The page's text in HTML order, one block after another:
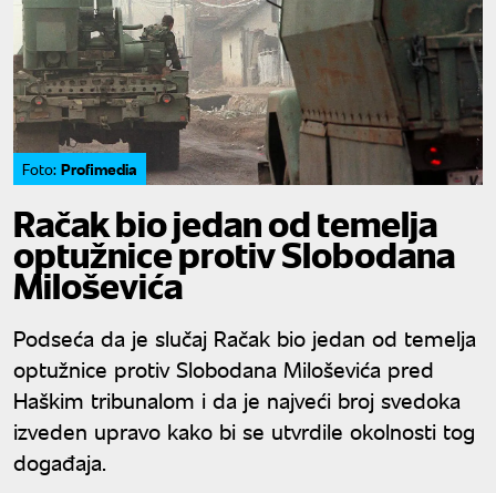
Foto: Profimedia
Račak bio jedan od temelja
optužnice protiv Slobodana
Miloševića
Podseća da je slučaj Račak bio jedan od temelja
optužnice protiv Slobodana Miloševića pred
Haškim tribunalom i da je najveći broj svedoka
izveden upravo kako bi se utvrdile okolnosti tog
događaja.